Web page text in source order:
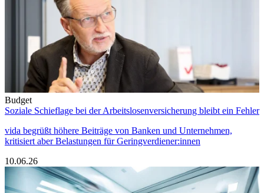
Budget
Soziale Schieflage bei der Arbeitslosenversicherung bleibt ein Fehler
vida begrüßt höhere Beiträge von Banken und Unternehmen,
kritisiert aber Belastungen für Geringverdiener:innen
10.06.26